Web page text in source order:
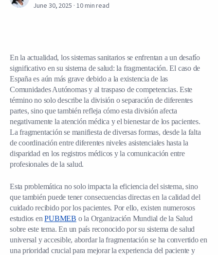
June 30, 2025 · 10min read
En la actualidad, los sistemas sanitarios se enfrentan a un desafío
significativo en su sistema de salud: la fragmentación. El caso de
España es aún más grave debido a la existencia de las
Comunidades Autónomas y al traspaso de competencias. Este
término no solo describe la división o separación de diferentes
partes, sino que también refleja cómo esta división afecta
negativamente la atención médica y el bienestar de los pacientes.
La fragmentación se manifiesta de diversas formas, desde la falta
de coordinación entre diferentes niveles asistenciales hasta la
disparidad en los registros médicos y la comunicación entre
profesionales de la salud.
Esta problemática no solo impacta la eficiencia del sistema, sino
que también puede tener consecuencias directas en la calidad del
cuidado recibido por los pacientes. Por ello, existen numerosos
estudios enPUBMEB o la Organización Mundial de la Salud
sobre este tema. En un país reconocido por su sistema de salud
universal y accesible, abordar la fragmentación se ha convertido en
una prioridad crucial para mejorar la experiencia del paciente y